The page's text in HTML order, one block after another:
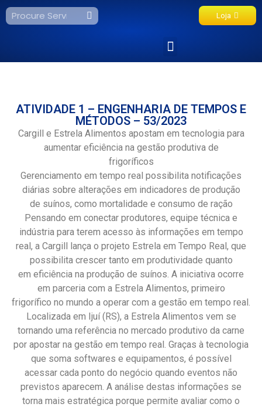
Loja
ATIVIDADE 1 – ENGENHARIA DE TEMPOS E
MÉTODOS – 53/2023
Cargill e Estrela Alimentos apostam em tecnologia para
aumentar eficiência na gestão produtiva de
frigoríficos
Gerenciamento em tempo real possibilita notificações
diárias sobre alterações em indicadores de produção
de suínos, como mortalidade e consumo de ração
Pensando em conectar produtores, equipe técnica e
indústria para terem acesso às informações em tempo
real, a Cargill lança o projeto Estrela em Tempo Real, que
possibilita crescer tanto em produtividade quanto
em eficiência na produção de suínos. A iniciativa ocorre
em parceria com a Estrela Alimentos, primeiro
frigorífico no mundo a operar com a gestão em tempo real.
Localizada em Ijuí (RS), a Estrela Alimentos vem se
tornando uma referência no mercado produtivo da carne
por apostar na gestão em tempo real. Graças à tecnologia
que soma softwares e equipamentos, é possível
acessar cada ponto do negócio quando eventos não
previstos aparecem. A análise destas informações se
torna mais estratégica porque permite avaliar como o